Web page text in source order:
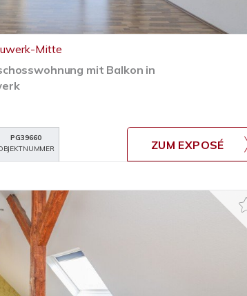
Mitte
mit Balkon in
PG39660
ZUM EXPOSÉ